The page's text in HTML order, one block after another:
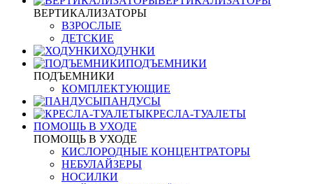
ВЕРТИКАЛИЗАТОРЫ
ВЗРОСЛЫЕ
ДЕТСКИЕ
ХОДУНКИ
ПОДЪЕМНИКИ
ПОДЪЕМНИКИ
КОМПЛЕКТУЮЩИЕ
ПАНДУСЫ
КРЕСЛА-ТУАЛЕТЫ
ПОМОЩЬ В УХОДЕ
ПОМОЩЬ В УХОДЕ
КИСЛОРОДНЫЕ КОНЦЕНТРАТОРЫ
НЕБУЛАЙЗЕРЫ
НОСИЛКИ